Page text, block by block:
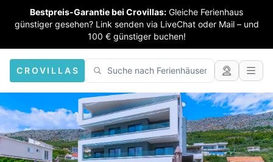
Bestpreis-Garantie bei Crovillas: Gleiche Ferienhaus
günstiger gesehen? Link senden via LiveChat oder Mail – und
100 € günstiger buchen!
CROVILLAS